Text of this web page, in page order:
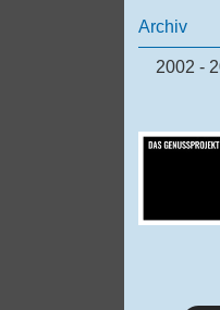
Archiv
2002 -